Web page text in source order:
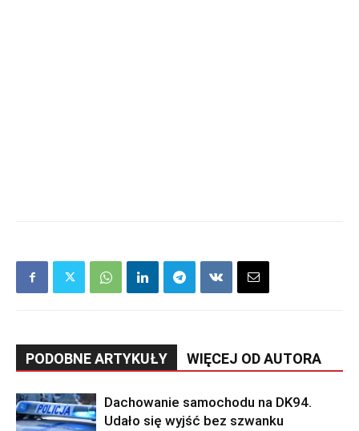
PODOBNE ARTYKUŁY WIĘCEJ OD AUTORA
Dachowanie samochodu na DK94.
Udało się wyjść bez szwanku